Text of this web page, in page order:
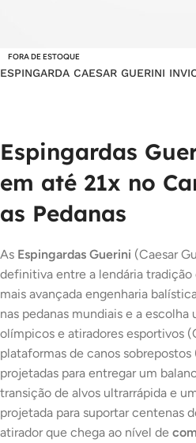
FORA DE ESTOQUE
ESPINGARDA CAESAR GUERINI
Espingardas
em até 21x no
as Pedanas
As Espingardas Guerini (Caesar
definitiva entre a lendária tradição
mais avançada engenharia
nas pedanas mundiais e a
olímpicos e atiradores esportivos
plataformas de canos sobrepostos
projetadas para entregar um
transição de alvos ultrarrápida e
projetada para suportar centenas
atirador que chega ao nível de